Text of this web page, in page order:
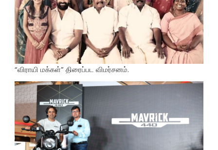
“விராயி மக்கள்” திரைப்பட விமர்சனம்.